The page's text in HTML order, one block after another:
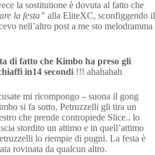
la sostitutione è dovuta al fatto che
la festa” alla EliteXC, sconfiggendo il
nell’altro post a me sto melodramma
di fatto che Kimbo ha preso gli
in14 secondi !!! ahahahah
mi ricompongo – suona il gong
si fa sotto, Petruzzelli gli tira un
che prende contropiede Slice.. lo
stordito un attimo e in quell’attimo
lo riempie di pugni. La festa è
rovinata da qualcun altro.